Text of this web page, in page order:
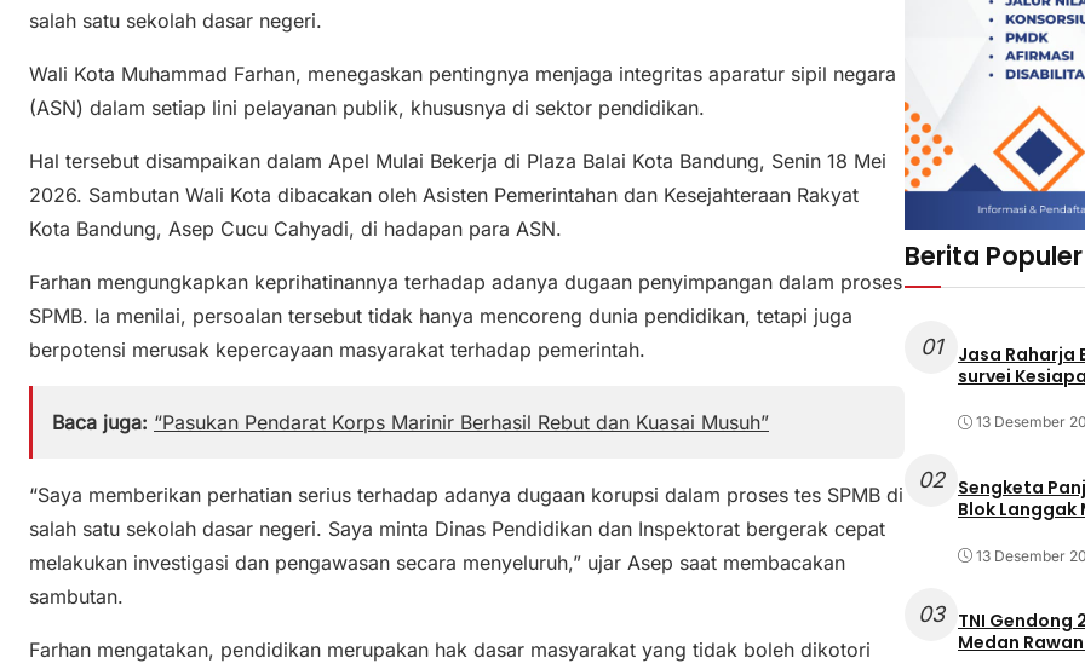
salah satu sekolah dasar negeri.
Wali Kota Muhammad Farhan, menegaskan pentingnya menjaga integritas aparatur sipil negara
(ASN) dalam setiap lini pelayanan publik, khususnya di sektor pendidikan.
Hal tersebut disampaikan dalam Apel Mulai Bekerja di Plaza Balai Kota Bandung, Senin 18 Mei
2026. Sambutan Wali Kota dibacakan oleh Asisten Pemerintahan dan Kesejahteraan Rakyat
Kota Bandung, Asep Cucu Cahyadi, di hadapan para ASN.
Farhan mengungkapkan keprihatinannya terhadap adanya dugaan penyimpangan dalam proses
SPMB. Ia menilai, persoalan tersebut tidak hanya mencoreng dunia pendidikan, tetapi juga
berpotensi merusak kepercayaan masyarakat terhadap pemerintah.
Baca juga: “Pasukan Pendarat Korps Marinir Berhasil Rebut dan Kuasai Musuh”
“Saya memberikan perhatian serius terhadap adanya dugaan korupsi dalam proses tes SPMB di
salah satu sekolah dasar negeri. Saya minta Dinas Pendidikan dan Inspektorat bergerak cepat
melakukan investigasi dan pengawasan secara menyeluruh,” ujar Asep saat membacakan
sambutan.
Farhan mengatakan, pendidikan merupakan hak dasar masyarakat yang tidak boleh dikotori
Berita Populer
01
Jasa Raharja
survei
13 Desember
02
Sengketa
Blok Langgak
13 Desember
03
TNI Gendong
Medan